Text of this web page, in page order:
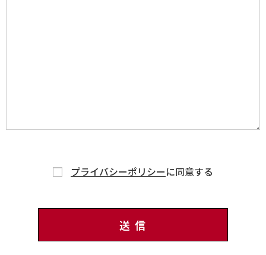
プライバシーポリシーに同意する